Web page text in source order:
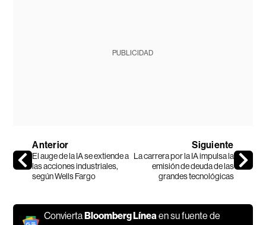
PUBLICIDAD
Anterior
El auge de la IA se extiende a
las acciones industriales,
según Wells Fargo
Siguiente
La carrera por la IA impulsa la
emisión de deuda de las
grandes tecnológicas
ConviertaBloomberg Línea en su fuente de